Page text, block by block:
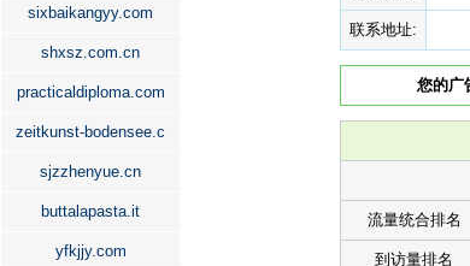
sixbaikangyy.com
shxsz.com.cn
practicaldiploma.com
zeitkunst-bodensee.c
sjzzhenyue.cn
buttalapasta.it
yfkjjy.com
联系地址:
您的广
流量统合排名
到访量排名